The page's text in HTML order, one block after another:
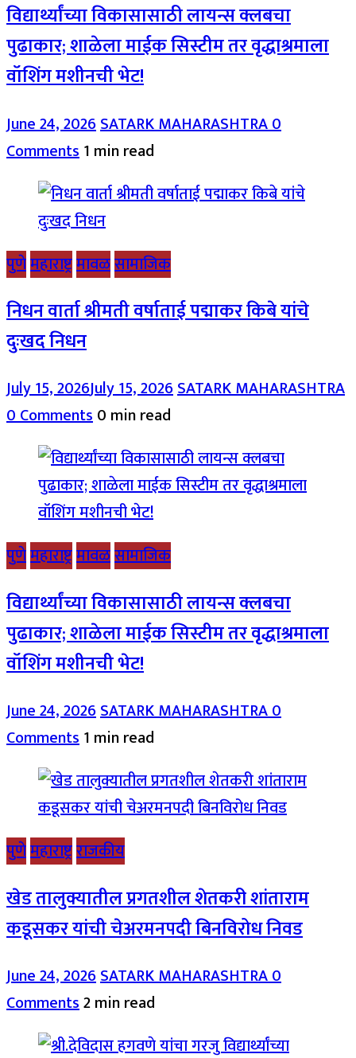
विद्यार्थ्यांच्या विकासासाठी लायन्स क्लबचा
पुढाकार; शाळेला माईक सिस्टीम तर वृद्धाश्रमाला
वॉशिंग मशीनची भेट!
June 24, 2026SATARK MAHARASHTRA0
Comments1 min read
पुणेमहाराष्ट्रमावळसामाजिक
निधन वार्ता श्रीमती वर्षाताई पद्माकर किबे यांचे
दुःखद निधन
July 15, 2026July 15, 2026SATARK MAHARASHTRA
0 Comments0 min read
पुणेमहाराष्ट्रमावळसामाजिक
विद्यार्थ्यांच्या विकासासाठी लायन्स क्लबचा
पुढाकार; शाळेला माईक सिस्टीम तर वृद्धाश्रमाला
वॉशिंग मशीनची भेट!
June 24, 2026SATARK MAHARASHTRA0
Comments1 min read
पुणेमहाराष्ट्रराजकीय
खेड तालुक्यातील प्रगतशील शेतकरी शांताराम
कडूसकर यांची चेअरमनपदी बिनविरोध निवड
June 24, 2026SATARK MAHARASHTRA0
Comments2 min read